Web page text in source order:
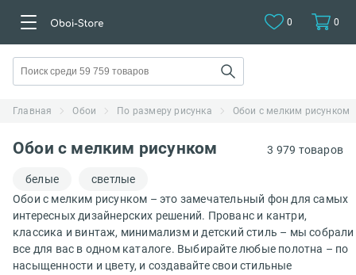
0 0
Главная Обои По размеру рисунка Обои с мелким рисунком
Обои с мелким рисунком 3 979 товаров
белые
светлые
Обои с мелким рисунком – это замечательный фон для самых
интересных дизайнерских решений. Прованс и кантри,
классика и винтаж, минимализм и детский стиль – мы собрали
все для вас в одном каталоге. Выбирайте любые полотна – по
насыщенности и цвету, и создавайте свои стильные